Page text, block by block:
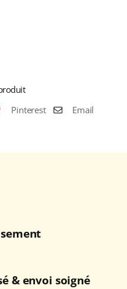
Pinterest Email
& envoi soigné